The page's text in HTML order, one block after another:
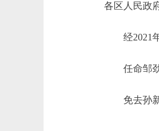
各区人民政
经2021年7
任命邹劲
免去孙新